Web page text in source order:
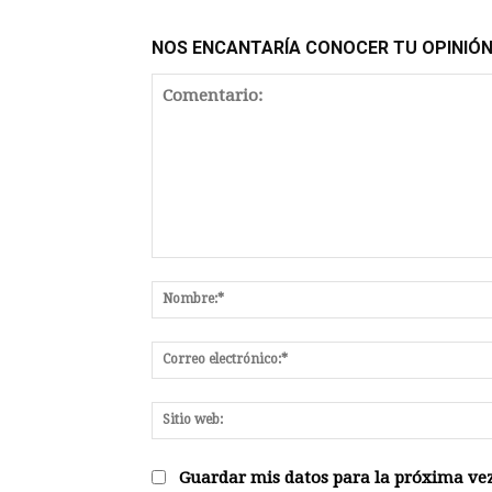
NOS ENCANTARÍA CONOCER TU OPINIÓN
Guardar mis datos para la próxima